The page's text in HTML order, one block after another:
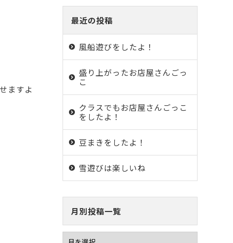
ますよ
最近の投稿
風船遊びをしたよ！
盛り上がったお店屋さんごっ
こ
クラスでもお店屋さんごっこ
をしたよ！
豆まきをしたよ！
雪遊びは楽しいね
月別投稿一覧